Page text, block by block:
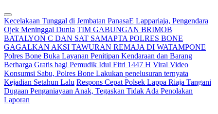
Kecelakaan Tunggal di Jembatan PanasaE Lappariaja, Pengendara
Ojek Meninggal Dunia TIM GABUNGAN BRIMOB
BATALYON C DAN SAT SAMAPTA POLRES BONE
GAGALKAN AKSI TAWURAN REMAJA DI WATAMPONE
Polres Bone Buka Layanan Penitipan Kendaraan dan Barang
Berharga Gratis bagi Pemudik Idul Fitri 1447 H Viral Video
Konsumsi Sabu, Polres Bone Lakukan penelusuran ternyata
Kejadian Setahun Lalu Respons Cepat Polsek Lappa Riaja Tangani
Dugaan Penganiayaan Anak, Tegaskan Tidak Ada Penolakan
Laporan